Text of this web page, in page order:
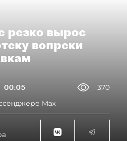
резко вырос
вопреки
00:05
370
Max